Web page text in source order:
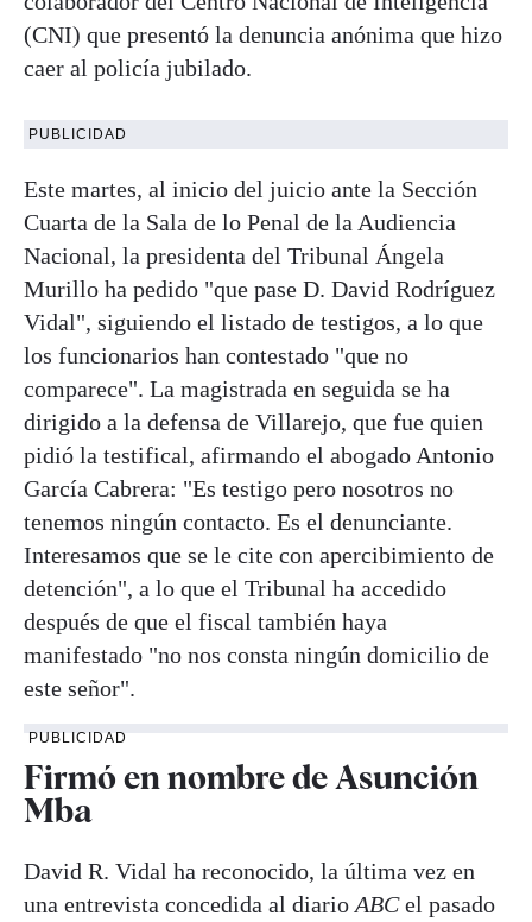
(CNI) que presentó la denuncia anónima que hizo
caer al policía jubilado.
PUBLICIDAD
Este martes, al inicio del juicio ante la Sección
Cuarta de la Sala de lo Penal de la Audiencia
Nacional, la presidenta del Tribunal Ángela
Murillo ha pedido "que pase D. David Rodríguez
Vidal", siguiendo el listado de testigos, a lo que
los funcionarios han contestado "que no
comparece". La magistrada en seguida se ha
dirigido a la defensa de Villarejo, que fue quien
pidió la testifical, afirmando el abogado Antonio
García Cabrera: "Es testigo pero nosotros no
tenemos ningún contacto. Es el denunciante.
Interesamos que se le cite con apercibimiento de
detención", a lo que el Tribunal ha accedido
después de que el fiscal también haya
manifestado "no nos consta ningún domicilio de
este señor".
PUBLICIDAD
Firmó en nombre de Asunción
Mba
David R. Vidal ha reconocido, la última vez en
una entrevista concedida al diario ABCel pasado